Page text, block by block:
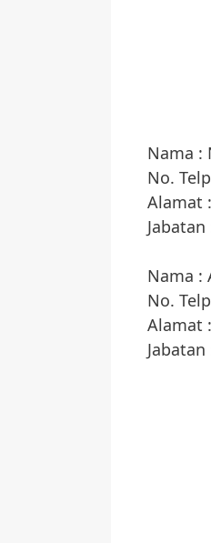
Nama :
No.
Alamat
Nama :
No.
Alamat